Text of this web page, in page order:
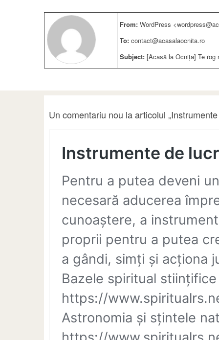
From: WordPress
To: contact@acasalaocnita.ro
Subject: [Acasă la Ocnița] Te rog
Un comentariu nou la articolul